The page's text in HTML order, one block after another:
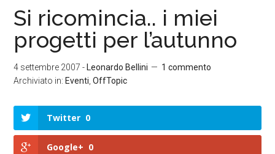
Si ricomincia.. i miei
progetti per l’autunno
4 settembre 2007 - Leonardo Bellini
1 commento
Archiviato in: Eventi ,OffTopic
Twitter 0
Google+ 0